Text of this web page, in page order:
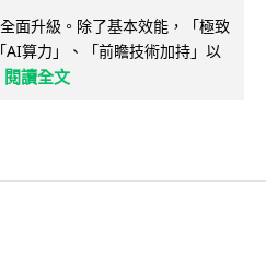
面升級。除了基本效能，「極致
算力」、「前瞻技術加持」以
閱讀全文